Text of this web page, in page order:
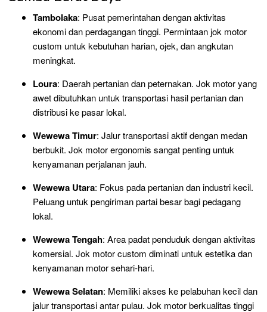
Tambolaka: Pusat pemerintahan dengan aktivitas
ekonomi dan perdagangan tinggi. Permintaan jok motor
custom untuk kebutuhan harian, ojek, dan angkutan
meningkat.
Loura: Daerah pertanian dan peternakan. Jok motor yang
awet dibutuhkan untuk transportasi hasil pertanian dan
distribusi ke pasar lokal.
Wewewa Timur: Jalur transportasi aktif dengan medan
berbukit. Jok motor ergonomis sangat penting untuk
kenyamanan perjalanan jauh.
Wewewa Utara: Fokus pada pertanian dan industri kecil.
Peluang untuk pengiriman partai besar bagi pedagang
lokal.
Wewewa Tengah: Area padat penduduk dengan aktivitas
komersial. Jok motor custom diminati untuk estetika dan
kenyamanan motor sehari-hari.
Wewewa Selatan: Memiliki akses ke pelabuhan kecil dan
jalur transportasi antar pulau. Jok motor berkualitas tinggi